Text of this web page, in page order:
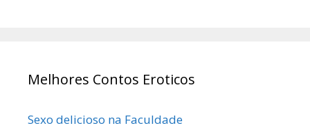
Melhores Contos Eroticos
Sexo delicioso na Faculdade